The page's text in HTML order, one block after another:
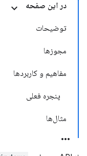
در این صفحه
توضیحات
مجوزها
مفاهیم و کاربردها
پنجره فعلی
مثال‌ها